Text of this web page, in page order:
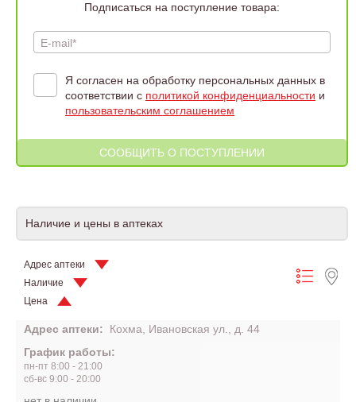
Подписаться на поступление товара:
E-mail*
Я согласен на обработку персональных данных в
соответствии с политикой конфиденциальности и
пользовательским соглашением
Наличие и цены в аптеках
Адрес аптеки
Наличие
Цена
Адрес аптеки:
Кохма, Ивановская ул., д. 44
График работы:
пн-пт 8:00 - 21:00
сб-вс 9:00 - 20:00